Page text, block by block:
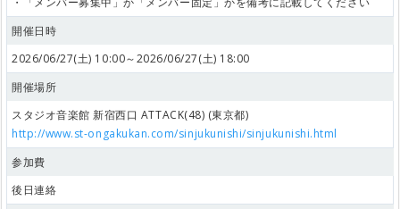
開催日時
2026/06/27(土) 10:00～2026/06/27(土) 18:00
開催場所
スタジオ音楽館 新宿西口 ATTACK(48) (東京都)
http://www.st-ongakukan.com/sinjukunishi/sinjukunishi.html
参加費
後日連絡